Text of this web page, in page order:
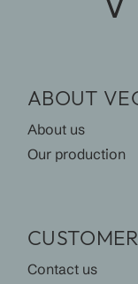
ABOUT
About us
Our production
Contact us